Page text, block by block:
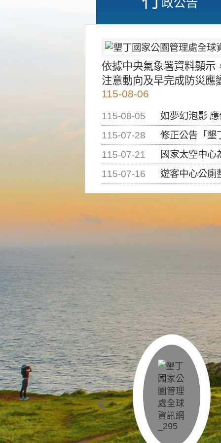
依據中央氣象署資料顯示
注意動向及早完成防災應
115-08-06
115-08-05
如夢幻泡影
115-07-28
修正公告「墾丁國家公
115-07-21
國家太空中心為辦理
115-07-16
遊客中心公廁